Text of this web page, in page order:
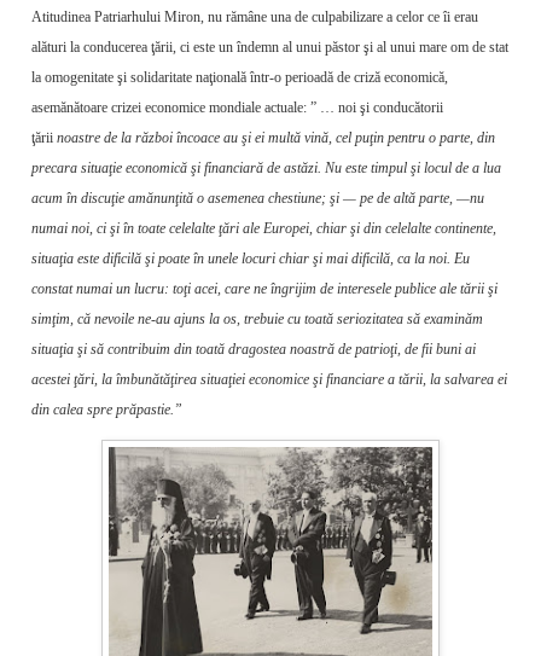
Atitudinea Patriarhului Miron, nu rămâne una de culpabilizare a celor ce îi erau
alături la conducerea ţării, ci este un îndemn al unui păstor şi al unui mare om de stat
la omogenitate şi solidaritate naţională într-o perioadă de criză economică,
asemănătoare crizei economice mondiale actuale: ” … noi şi conducătorii
ţării noastre de la război încoace au şi ei multă vină, cel puţin pentru o parte, din
precara si­tuaţie economică şi financiară de astăzi. Nu este timpul şi locul de a lua
acum în discuţie amănunţită o asemenea chestiune; şi — pe de altă parte, —nu
numai noi, ci şi în toate cele­lalte ţări ale Europei, chiar şi din celelalte continente,
situaţia este dificilă şi poate în unele locuri chiar şi mai dificilă, ca la noi. Eu
constat numai un lucru: toţi acei, care ne îngrijim de interesele publice ale tării şi
simţim, că nevoile ne-au ajuns la os, trebuie cu toată seriozitatea să examinăm
situaţia şi să contribuim din toată dragostea noastră de patrioţi, de fii buni ai
acestei ţări, la îmbună­tăţirea situaţiei economice şi financiare a tă­rii, la salvarea ei
din calea spre prăpastie.”